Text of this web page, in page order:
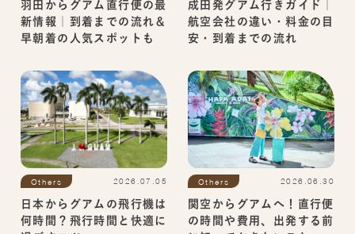
羽田からグアム直行便の最
新情報｜到着までの流れ＆
早朝着の人気スポットも
成田発グアム行きガイド｜
航空会社の違い・料金の目
安・到着までの流れ
Others 2026.07.05
日本からグアムの飛行機は
何時間？飛行時間と快適に
Others 2026.06.30
関空からグアムへ！直行便
の時間や費用、出発する前